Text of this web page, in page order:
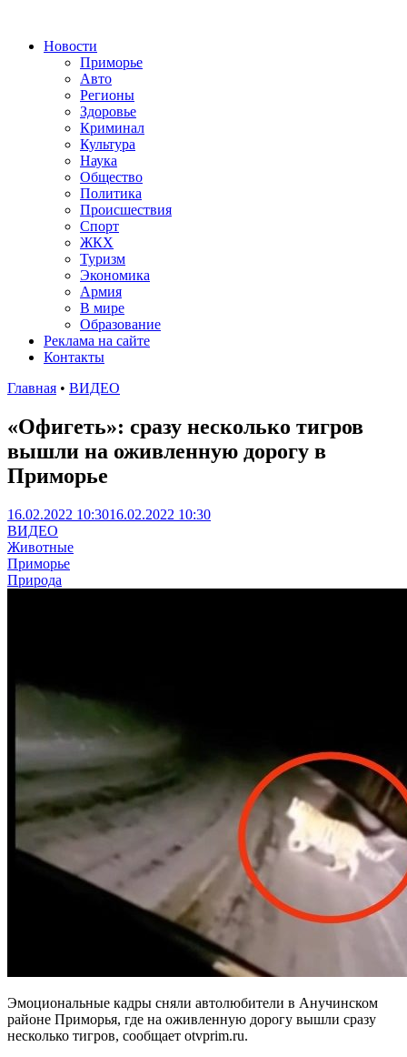
Новости
Приморье
Авто
Регионы
Здоровье
Криминал
Культура
Наука
Общество
Политика
Происшествия
Спорт
ЖКХ
Туризм
Экономика
Армия
В мире
Образование
Реклама на сайте
Контакты
Главная • ВИДЕО
«Офигеть»: сразу несколько тигров
вышли на оживленную дорогу в
Приморье
16.02.2022 10:3016.02.2022 10:30
ВИДЕО
Животные
Приморье
Природа
Эмоциональные кадры сняли автолюбители в Анучинском
районе Приморья, где на оживленную дорогу вышли сразу
несколько тигров, сообщает otvprim.ru.